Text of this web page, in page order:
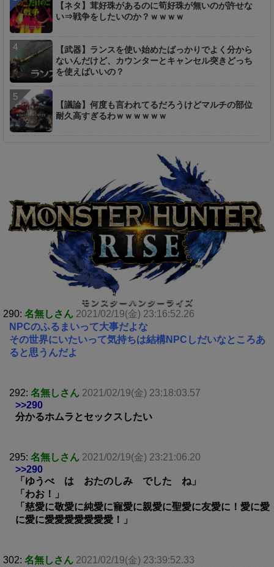
【ネタ】茸好珠があるのに筍好珠が無いのが許せな
い⇒戦争をしたいのか？ｗｗｗｗ
【武器】ランスを使い始めたばっかりでよく分から
ないんだけど、カウンターとキャンセル突きどっち
を使えばいいの？
【議論】何度も言われてるだろうけどマルチの部位
耐久高すぎるわｗｗｗｗｗｗ
290: 名無しさん 2021/02/19(金) 23:16:52.26
NPCのふるまいって大事だよな
その世界にいたいって気持ちは結構NPCしだいなところあ
ると思うんだよ
292: 名無しさん 2021/02/19(金) 23:18:03.57
>>290
分かるホムラとセックスしたい
295: 名無しさん 2021/02/19(金) 23:21:06.20
>>290
「ゆうべ は おたのしみ でした ね」
「わお！」
「慈愛に敬愛に純愛に寵愛に親愛に聖愛に友愛に！愛に愛
に愛に愛愛愛愛愛愛愛！」
302: 名無しさん 2021/02/19(金) 23:39:52.33